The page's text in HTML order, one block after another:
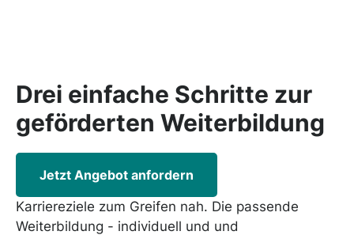
Drei einfache Schritte zur
geförderten Weiterbildung
Jetzt Angebot anfordern
Karriereziele zum Greifen nah. Die passende
Weiterbildung - individuell und und